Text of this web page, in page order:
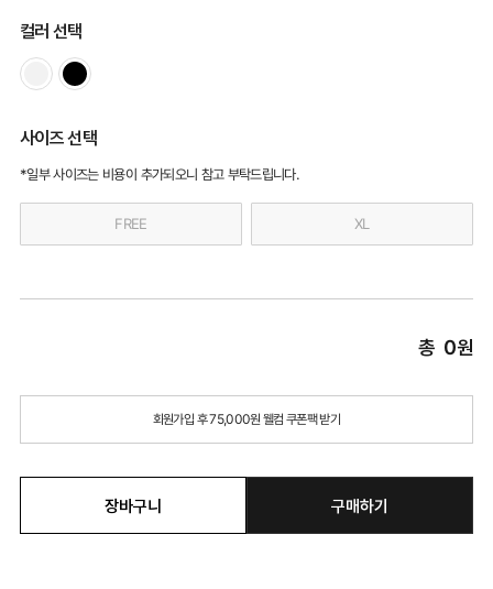
컬러 선택
사이즈 선택
*일부 사이즈는 비용이 추가되오니 참고 부탁드립니다.
FREE XL
총 0원
회원가입 후 75,000원 웰컴 쿠폰팩 받기
장바구니 구매하기